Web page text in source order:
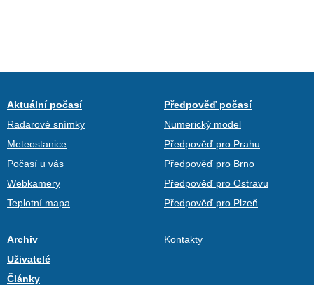
Aktuální počasí
Radarové snímky
Meteostanice
Počasí u vás
Webkamery
Teplotní mapa
Předpověď počasí
Numerický model
Předpověď pro Prahu
Předpověď pro Brno
Předpověď pro Ostravu
Předpověď pro Plzeň
Archiv
Uživatelé
Články
Kontakty